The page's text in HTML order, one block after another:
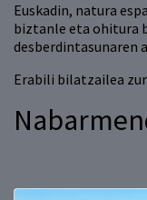
Euskadin, natura
biztanle eta ohitura
desberdintasunaren
Erabili bilatzailea